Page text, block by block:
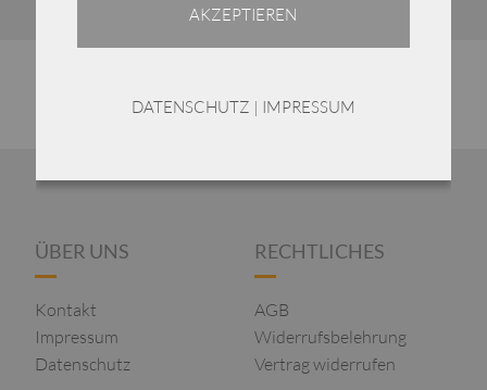
ÜBER UNS
Kontakt
Impressum
Datenschutz
RECHTLICHES
AGB
Widerrufsbelehrung
Vertrag widerrufen
AKZEPTIEREN
DATENSCHUTZ | IMPRESSUM